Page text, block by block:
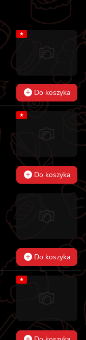
★
Do koszyka
★
Do koszyka
Do koszyka
★